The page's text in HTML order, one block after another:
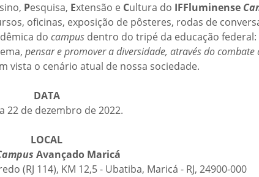
Pesquisa, Extensão e Cultura do IFFluminense
oficinas, exposição de pôsteres, rodas de
do campus dentro do tripé da educação federal:
pensar e promover a diversidade, através do combate
vista o cenário atual de nossa sociedade.
DATA
22 de dezembro de 2022.
LOCAL
Avançado Maricá
(RJ 114), KM 12,5 - Ubatiba, Maricá - RJ, 24900-000